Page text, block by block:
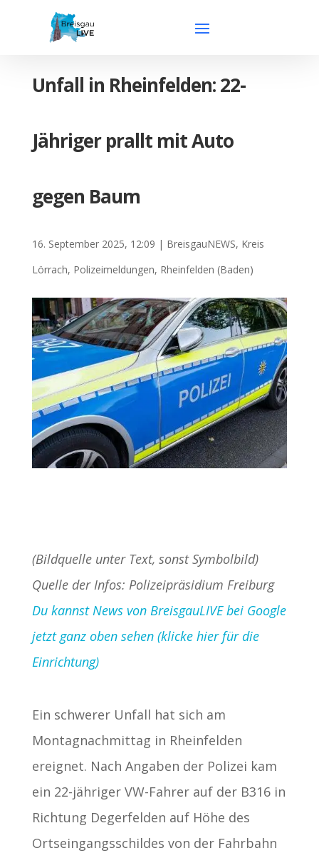
Unfall in Rheinfelden: 22-
Jähriger prallt mit Auto
gegen Baum
16. September 2025, 12:09 | BreisgauNEWS, Kreis
Lörrach, Polizeimeldungen, Rheinfelden (Baden)
(Bildquelle unter Text, sonst Symbolbild)
Quelle der Infos: Polizeipräsidium Freiburg
Du kannst News von BreisgauLIVE bei Google
jetzt ganz oben sehen (klicke hier für die
Einrichtung)
Ein schwerer Unfall hat sich am
Montagnachmittag in Rheinfelden
ereignet. Nach Angaben der Polizei kam
ein 22-jähriger VW-Fahrer auf der B316 in
Richtung Degerfelden auf Höhe des
Ortseingangsschildes von der Fahrbahn